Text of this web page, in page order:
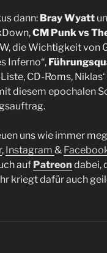
dann: Bray Wyatt
CM Punk vs
die Wichtigkeit von
Inferno“,
CD-Roms,
diesem epochalen
uns wie immer
, Instagram &
auf Patreon dabei,
kriegt dafür auch